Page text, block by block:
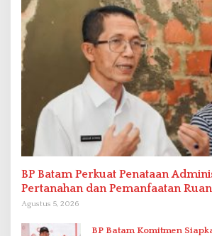
BP Batam Perkuat Penataan
Pertanahan dan Pemanfaatan
Agustus 5, 2026
BP Batam Komitmen